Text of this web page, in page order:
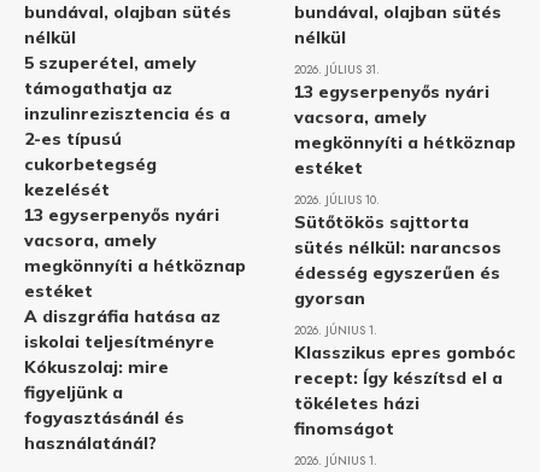
bundával, olajban sütés
nélkül
5 szuperétel, amely
támogathatja az
inzulinrezisztencia és a
2-es típusú
cukorbetegség
kezelését
13 egyserpenyős nyári
vacsora, amely
megkönnyíti a hétköznap
estéket
A diszgráfia hatása az
iskolai teljesítményre
Kókuszolaj: mire
figyeljünk a
fogyasztásánál és
használatánál?
bundával, olajban sütés
nélkül
2026. JÚLIUS 31.
13 egyserpenyős nyári
vacsora, amely
megkönnyíti a hétköznap
estéket
2026. JÚLIUS 10.
Sütőtökös sajttorta
sütés nélkül: narancsos
édesség egyszerűen és
gyorsan
2026. JÚNIUS 1.
Klasszikus epres gombóc
recept: Így készítsd el a
tökéletes házi
finomságot
2026. JÚNIUS 1.